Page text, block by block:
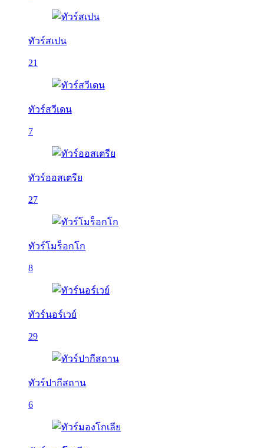
ทัวร์สเปน
21
ทัวร์สวีเดน
7
ทัวร์ออสเตรีย
27
ทัวร์โมร็อกโก
8
ทัวร์นอร์เวย์
29
ทัวร์ปากีสถาน
6